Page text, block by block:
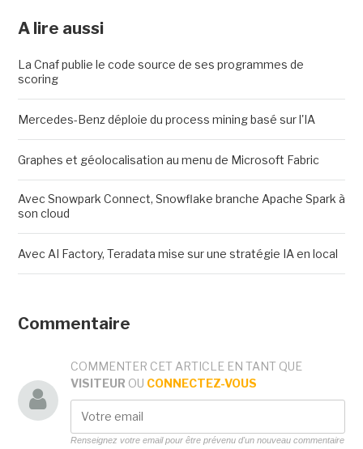
A lire aussi
La Cnaf publie le code source de ses programmes de
scoring
Mercedes-Benz déploie du process mining basé sur l'IA
Graphes et géolocalisation au menu de Microsoft Fabric
Avec Snowpark Connect, Snowflake branche Apache Spark à
son cloud
Avec AI Factory, Teradata mise sur une stratégie IA en local
Commentaire
COMMENTER CET ARTICLE EN TANT QUE
VISITEUR OU CONNECTEZ-VOUS
Renseignez votre email pour être prévenu d'un nouveau commentaire